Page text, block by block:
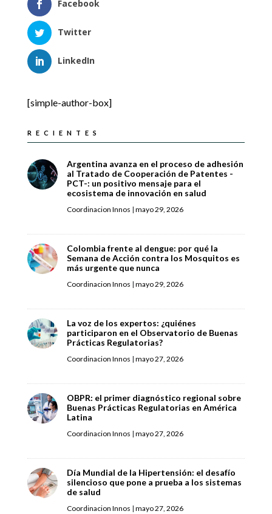
Facebook
Twitter
LinkedIn
[simple-author-box]
RECIENTES
Argentina avanza en el proceso de adhesión
al Tratado de Cooperación de Patentes -
PCT-: un positivo mensaje para el
ecosistema de innovación en salud
Coordinacion Innos | mayo 29, 2026
Colombia frente al dengue: por qué la
Semana de Acción contra los Mosquitos es
más urgente que nunca
Coordinacion Innos | mayo 29, 2026
La voz de los expertos: ¿quiénes
participaron en el Observatorio de Buenas
Prácticas Regulatorias?
Coordinacion Innos | mayo 27, 2026
OBPR: el primer diagnóstico regional sobre
Buenas Prácticas Regulatorias en América
Latina
Coordinacion Innos | mayo 27, 2026
Día Mundial de la Hipertensión: el desafío
silencioso que pone a prueba a los sistemas
de salud
Coordinacion Innos | mayo 27, 2026